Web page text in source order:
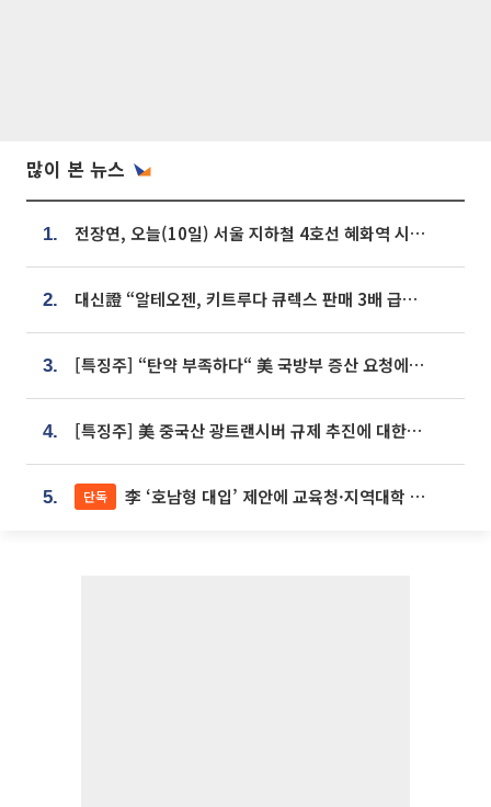
많이 본 뉴스
1. 전장연, 오늘(10일) 서울 지하철 4호선 혜화역 시위…1호선 용산역 무정차
2. 대신證 “알테오젠, 키트루다 큐렉스 판매 3배 급증…목표가 41만원 상향”
3. [특징주] “탄약 부족하다“ 美 국방부 증산 요청에⋯국내 방산주 급등세
4. [특징주] 美 중국산 광트랜시버 규제 추진에 대한광통신 등 광통신株 강세
5. 단독 李 ‘호남형 대입’ 제안에 교육청·지역대학 서·논술형 입시 연계 '착수'